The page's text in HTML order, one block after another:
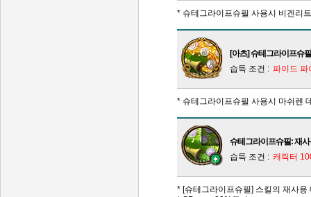
* 슈테그라이프슈필 사용시 비겐리
[아츠] 슈테그라이프슈
습득 조건 : 파이드 파
* 슈테그라이프슈필 사용시 마쉬렌
슈테그라이프슈필: 재
습득 조건 : 캐릭터
* [슈테그라이프슈필] 스킬의 재사